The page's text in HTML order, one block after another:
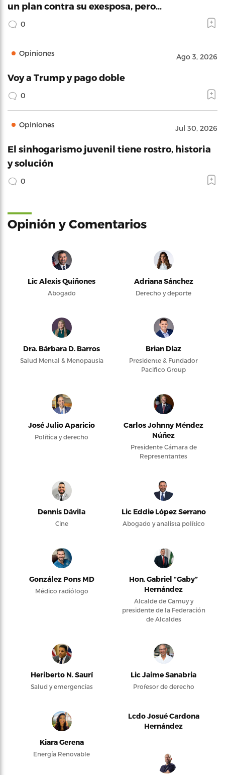
un plan contra su exesposa, pero…
0
Opiniones Ago 3, 2026
Voy a Trump y pago doble
0
Opiniones Jul 30, 2026
El sinhogarismo juvenil tiene rostro, historia
y solución
0
Opinión y Comentarios
Lic Alexis Quiñones
Abogado
Adriana Sánchez
Derecho y deporte
Dra. Bárbara D. Barros
Salud Mental & Menopausia
Brian Díaz
Presidente & Fundador
Pacifico Group
José Julio Aparicio
Política y derecho
Carlos Johnny Méndez
Núñez
Presidente Cámara de
Representantes
Dennis Dávila
Cine
Lic Eddie López Serrano
Abogado y analista político
González Pons MD
Médico radiólogo
Hon. Gabriel “Gaby”
Hernández
Alcalde de Camuy y
presidente de la Federación
de Alcaldes
Heriberto N. Saurí
Salud y emergencias
Lic Jaime Sanabria
Profesor de derecho
Kiara Gerena
Energía Renovable
Lcdo Josué Cardona
Hernández